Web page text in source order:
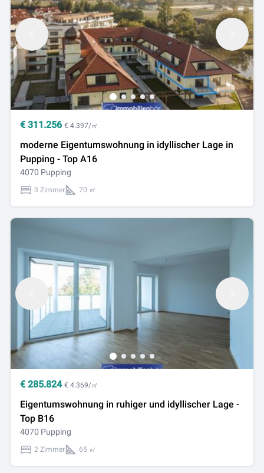
€ 311.256 € 4.397/㎡
moderne Eigentumswohnung in idyllischer Lage in
Pupping - Top A16
4070 Pupping
3 Zimmer 70 ㎡
€ 285.824 € 4.369/㎡
Eigentumswohnung in ruhiger und idyllischer Lage -
Top B16
4070 Pupping
2 Zimmer 65 ㎡